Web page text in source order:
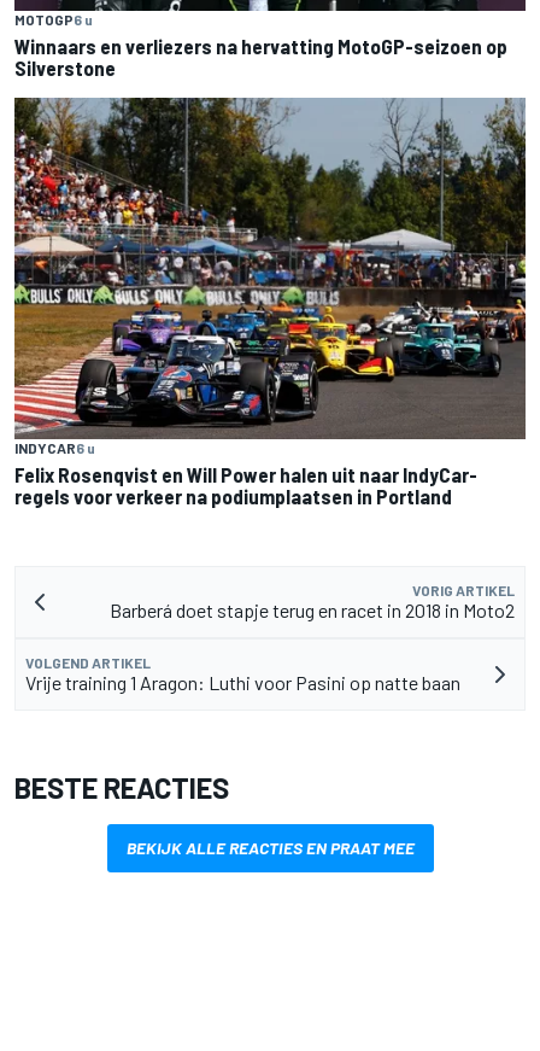
MOTOGP6 u
Winnaars en verliezers na hervatting MotoGP-seizoen op
Silverstone
INDYCAR6 u
Felix Rosenqvist en Will Power halen uit naar IndyCar-
regels voor verkeer na podiumplaatsen in Portland
VORIG ARTIKEL
Barberá doet stapje terug en racet in 2018 in Moto2
VOLGEND ARTIKEL
Vrije training 1 Aragon: Luthi voor Pasini op natte baan
BESTE REACTIES
BEKIJK ALLE REACTIES EN PRAAT MEE